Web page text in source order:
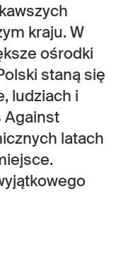
kraju. W
ośrodki
staną się
ludziach i
Against
latach